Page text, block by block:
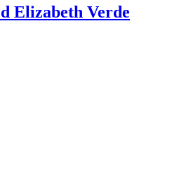
Elizabeth Verde